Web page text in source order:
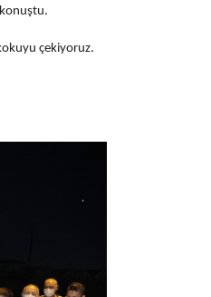
çekiyoruz.